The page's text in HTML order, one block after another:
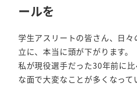
ールを
学生アスリートの皆さん、日
立に、本当に頭が下がります。
私が現役選手だった30年前に
な面で大変なことが多くなって